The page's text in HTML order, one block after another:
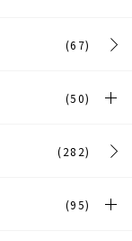
(67)
(50)
(282)
(95)